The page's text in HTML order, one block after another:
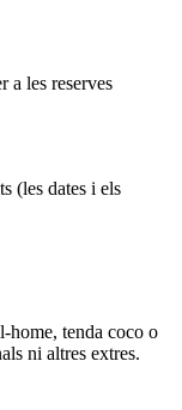
a les reserves
(les dates i els
home, tenda coco o
ni altres extres.